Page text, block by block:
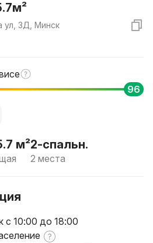
ул, 3Д, Минск
96
м²2-спальн.
2 места
с 10:00 до 18:00